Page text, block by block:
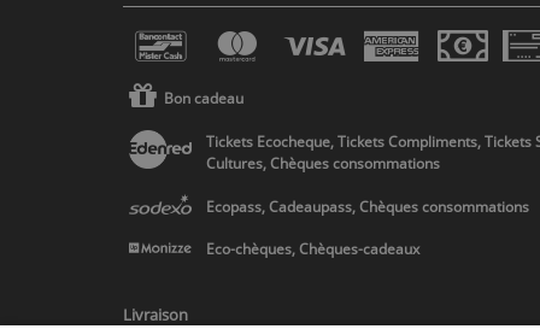
Bon cadeau
Tickets Ecocheque, Tickets Compliments, Tickets
Cultures, Chèques consommations
Ecopass, Cadeaupass, Chèques consommations
Eco-chèques, Chèques-cadeaux
Livraison